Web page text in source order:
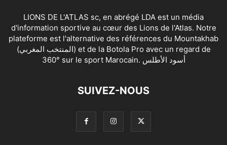
LIONS DE L'ATLAS sc, en abrégé LDA est un média
d'information sportive au cœur des Lions de l'Atlas. Notre
plateforme est l'alternative des références du Mountakhab
(المنتخب المغربي) et de la Botola Pro avec un regard de
360° sur le sport Marocain. أسود الأطلس
SUIVEZ-NOUS